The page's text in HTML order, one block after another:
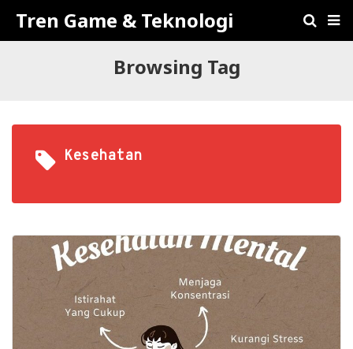
Tren Game & Teknologi
Browsing Tag
Kesehatan